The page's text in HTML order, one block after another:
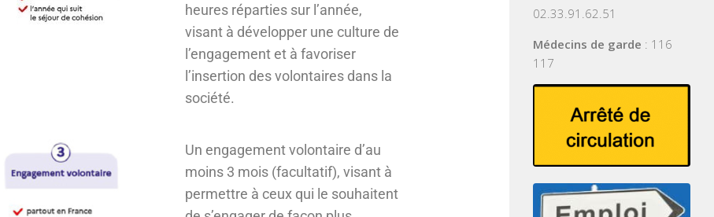
heures réparties sur l’année,
visant à développer une culture de
l’engagement et à favoriser
l’insertion des volontaires dans la
société.
Un engagement volontaire d’au
moins 3 mois (facultatif), visant à
permettre à ceux qui le souhaitent
02.33.91.62.51
Médecins de garde : 116
117